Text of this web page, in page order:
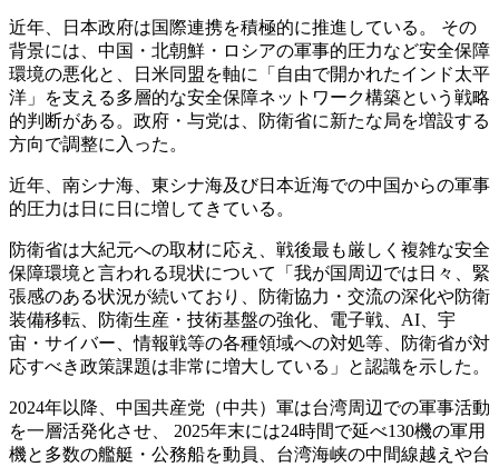
近年、日本政府は国際連携を積極的に推進している。 その
背景には、中国・北朝鮮・ロシアの軍事的圧力など安全保障
環境の悪化と、日米同盟を軸に「自由で開かれたインド太平
洋」を支える多層的な安全保障ネットワーク構築という戦略
的判断がある。政府・与党は、防衛省に新たな局を増設する
方向で調整に入った。
近年、南シナ海、東シナ海及び日本近海での中国からの軍事
的圧力は日に日に増してきている。
防衛省は大紀元への取材に応え、戦後最も厳しく複雑な安全
保障環境と言われる現状について「我が国周辺では日々、緊
張感のある状況が続いており、防衛協力・交流の深化や防衛
装備移転、防衛生産・技術基盤の強化、電子戦、AI、宇
宙・サイバー、情報戦等の各種領域への対処等、防衛省が対
応すべき政策課題は非常に増大している」と認識を示した。
2024年以降、中国共産党（中共）軍は台湾周辺での軍事活動
を一層活発化させ、 2025年末には24時間で延べ130機の軍用
機と多数の艦艇・公務船を動員、台湾海峡の中間線越えや台